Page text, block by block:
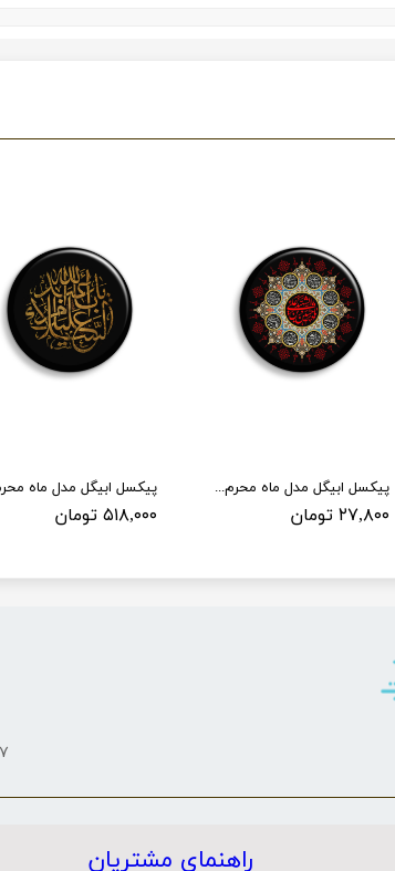
۵۱۸,۰۰۰ تومان
پیکسل ابیگل مدل ماه محرم کد 002
۲۷,۸۰۰ تومان
راهنمای مشتریان
۷ روز ضمانت بازگشت